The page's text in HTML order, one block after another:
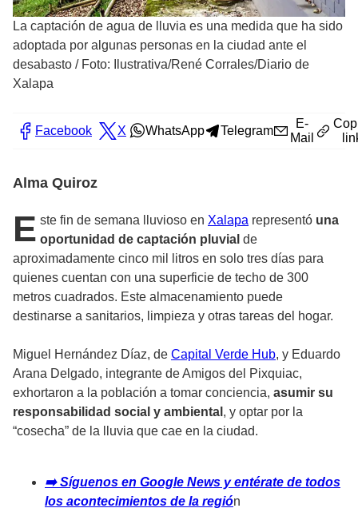
La captación de agua de lluvia es una medida que ha sido
adoptada por algunas personas en la ciudad ante el
desabasto / Foto: Ilustrativa/René Corrales/Diario de
Xalapa
Facebook X WhatsApp Telegram
E-
Mail
Alma Quiroz
​E ste fin de semana lluvioso en Xalapa representó una
oportunidad de captación pluvial de
aproximadamente cinco mil litros en solo tres días para
quienes cuentan con una superficie de techo de 300
metros cuadrados. Este almacenamiento puede
destinarse a sanitarios, limpieza y otras tareas del hogar.
​Miguel Hernández Díaz, de Capital Verde Hub, y Eduardo
Arana Delgado, integrante de Amigos del Pixquiac,
exhortaron a la población a tomar conciencia, asumir su
responsabilidad social y ambiental , y optar por la
“cosecha” de la lluvia que cae en la ciudad.
➡️ Síguenos en Google News y entérate de todos
los acontecimientos de la región